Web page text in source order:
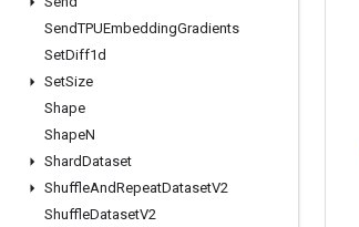
SendTPUEmbeddingGradients
SetDiff1d
SetSize
Shape
ShapeN
ShardDataset
ShuffleAndRepeatDatasetV2
ShuffleDatasetV2